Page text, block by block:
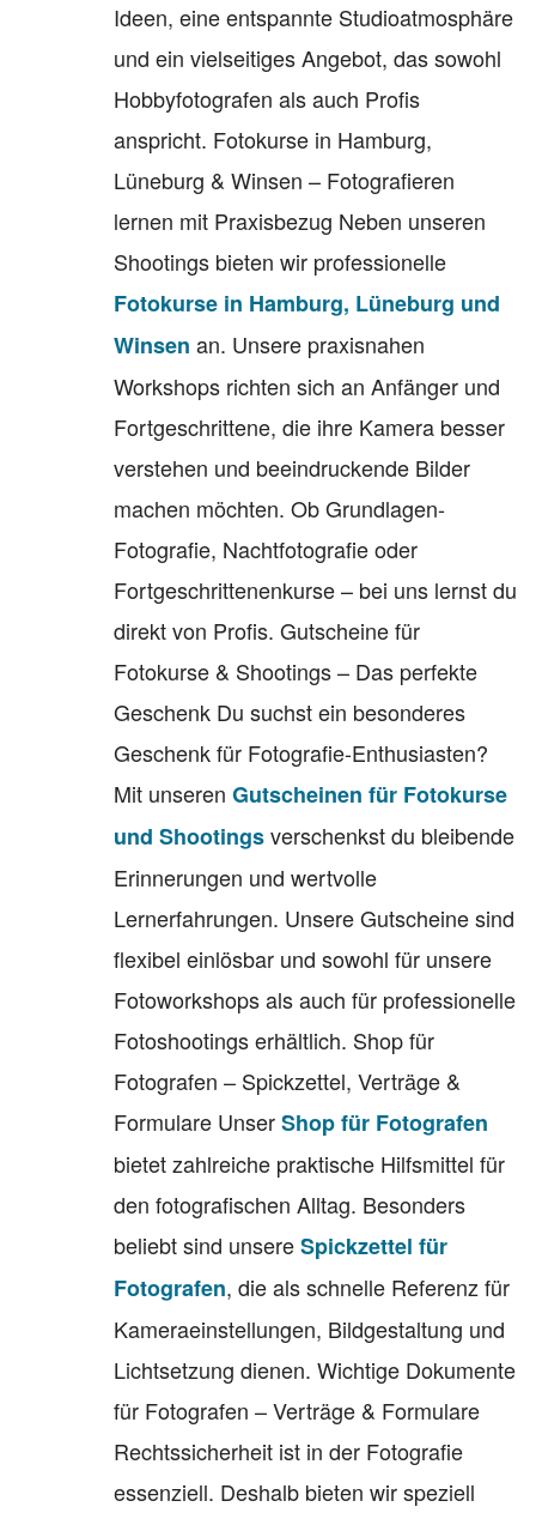
Ideen, eine entspannte Studioatmosphäre
und ein vielseitiges Angebot, das sowohl
Hobbyfotografen als auch Profis
anspricht. Fotokurse in Hamburg,
Lüneburg & Winsen – Fotografieren
lernen mit Praxisbezug Neben unseren
Shootings bieten wir professionelle
Fotokurse in Hamburg, Lüneburg und
Winsen an. Unsere praxisnahen
Workshops richten sich an Anfänger und
Fortgeschrittene, die ihre Kamera besser
verstehen und beeindruckende Bilder
machen möchten. Ob Grundlagen-
Fotografie, Nachtfotografie oder
Fortgeschrittenenkurse – bei uns lernst du
direkt von Profis. Gutscheine für
Fotokurse & Shootings – Das perfekte
Geschenk Du suchst ein besonderes
Geschenk für Fotografie-Enthusiasten?
Mit unseren Gutscheinen für Fotokurse
und Shootingsverschenkst du bleibende
Erinnerungen und wertvolle
Lernerfahrungen. Unsere Gutscheine sind
flexibel einlösbar und sowohl für unsere
Fotoworkshops als auch für professionelle
Fotoshootings erhältlich. Shop für
Fotografen – Spickzettel, Verträge &
Formulare UnserShop für Fotografen
bietet zahlreiche praktische Hilfsmittel für
den fotografischen Alltag. Besonders
beliebt sind unsereSpickzettel für
Fotografen, die als schnelle Referenz für
Kameraeinstellungen, Bildgestaltung und
Lichtsetzung dienen. Wichtige Dokumente
für Fotografen – Verträge & Formulare
Rechtssicherheit ist in der Fotografie
essenziell. Deshalb bieten wir speziell